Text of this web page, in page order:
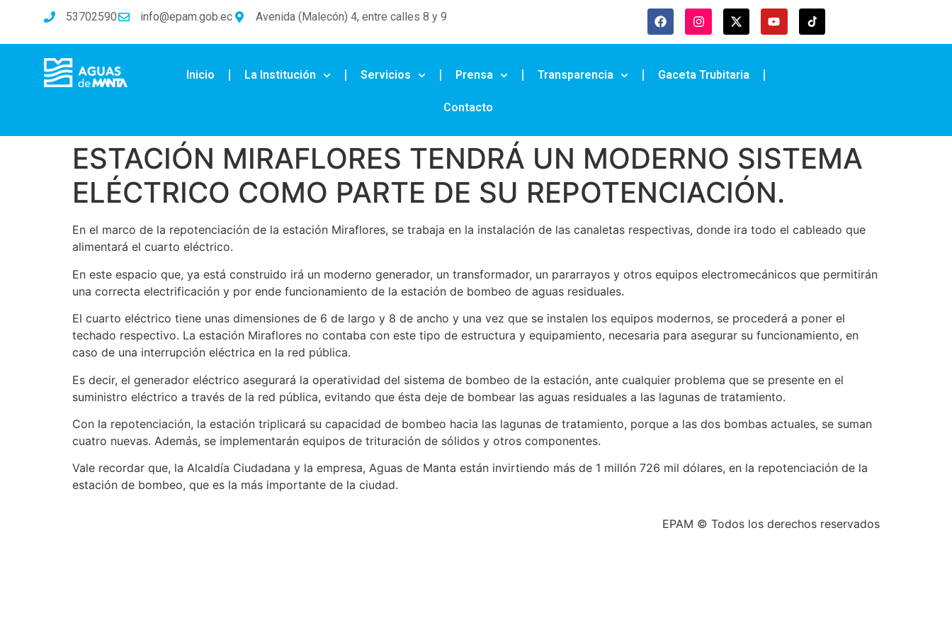
53702590 info@epam.gob.ec Avenida (Malecón) 4, entre calles 8 y 9
Inicio La Institución Servicios Prensa Transparencia Gaceta Trubitaria
Contacto
ESTACIÓN MIRAFLORES TENDRÁ UN MODERNO SISTEMA
ELÉCTRICO COMO PARTE DE SU REPOTENCIACIÓN.
En el marco de la repotenciación de la estación Miraflores, se trabaja en la instalación de las canaletas respectivas, donde ira todo el cableado que
alimentará el cuarto eléctrico.
En este espacio que, ya está construido irá un moderno generador, un transformador, un pararrayos y otros equipos electromecánicos que permitirán
una correcta electrificación y por ende funcionamiento de la estación de bombeo de aguas residuales.
El cuarto eléctrico tiene unas dimensiones de 6 de largo y 8 de ancho y una vez que se instalen los equipos modernos, se procederá a poner el
techado respectivo. La estación Miraflores no contaba con este tipo de estructura y equipamiento, necesaria para asegurar su funcionamiento, en
caso de una interrupción eléctrica en la red pública.
Es decir, el generador eléctrico asegurará la operatividad del sistema de bombeo de la estación, ante cualquier problema que se presente en el
suministro eléctrico a través de la red pública, evitando que ésta deje de bombear las aguas residuales a las lagunas de tratamiento.
Con la repotenciación, la estación triplicará su capacidad de bombeo hacia las lagunas de tratamiento, porque a las dos bombas actuales, se suman
cuatro nuevas. Además, se implementarán equipos de trituración de sólidos y otros componentes.
Vale recordar que, la Alcaldía Ciudadana y la empresa, Aguas de Manta están invirtiendo más de 1 millón 726 mil dólares, en la repotenciación de la
estación de bombeo, que es la más importante de la ciudad.
EPAM © Todos los derechos reservados